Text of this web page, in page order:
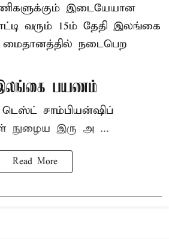
இடையேயான
வரும் 15ம் தேதி இலங்கை
நடைபெற
பயணம்
சாம்பியன்ஷிப்
நுழைய இரு அ ...
Read More